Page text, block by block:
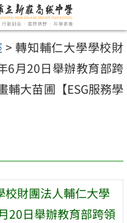
> 轉知輔仁大學學校財
6月20日舉辦教育部跨
輔大苗圃【ESG服務學
校財團法人輔仁大學
20日舉辦教育部跨領